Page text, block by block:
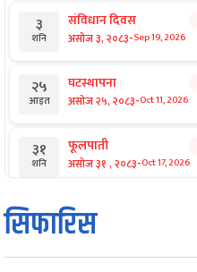
३
शनि
संविधान दिवस
असोज ३, २०८३-Sep 19, 2026
२५
आइत
घटस्थापना
असोज २५, २०८३-Oct 11, 2026
३१
शनि
फूलपाती
असोज ३१ , २०८३-Oct 17, 2026
१
आइत
कार्तिक सङ्क्रान्ति
कार्तिक १, २०८३
सिफारिस